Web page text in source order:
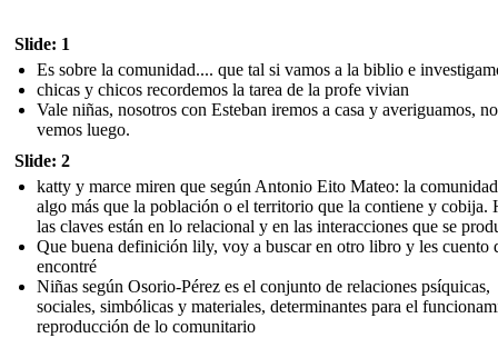
Slide: 1
Es sobre la comunidad.... que tal si vamos a la biblio e
chicas y chicos recordemos la tarea de la profe vivian
Vale niñas, nosotros con Esteban iremos a casa y averiguamos,
vemos luego.
Slide: 2
katty y marce miren que según Antonio Eito Mateo: la
algo más que la población o el territorio que la contiene y cobija.
las claves están en lo relacional y en las interacciones que se
Que buena definición lily, voy a buscar en otro libro y les cuento
encontré
Niñas según Osorio-Pérez es el conjunto de relaciones psíquicas,
sociales, simbólicas y materiales, determinantes para el
reproducción de lo comunitario